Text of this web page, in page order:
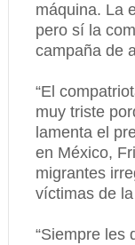
máquina. La
pero sí la
campaña de
“El
muy triste
lamenta el
en México,
migrantes
víctimas de
“Siempre les